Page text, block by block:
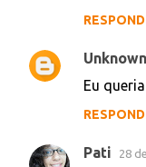
Unknown
Eu
Pati 28